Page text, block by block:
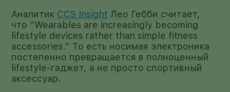
Аналитик CCS Insight Лео Гебби считает,
что “Wearables are increasingly becoming
lifestyle devices rather than simple fitness
accessories.” То есть носимая электроника
постепенно превращается в полноценный
lifestyle-гаджет, а не просто спортивный
аксессуар.